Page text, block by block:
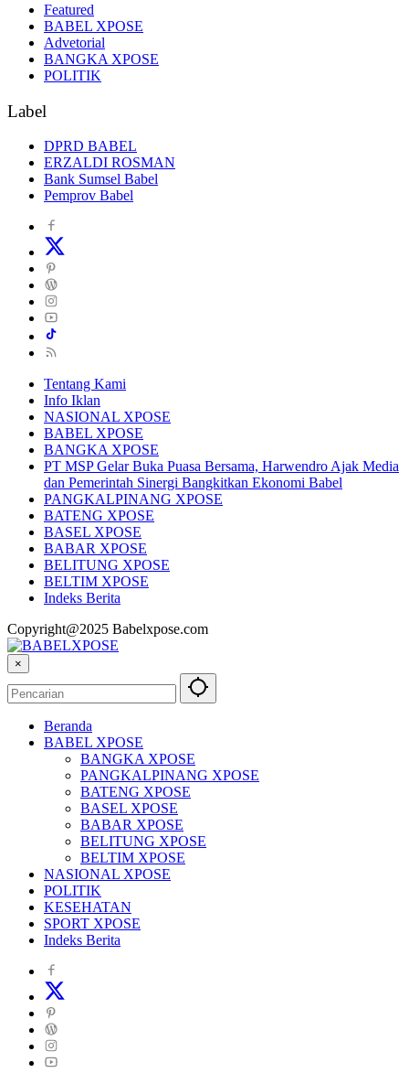
Featured
BABEL XPOSE
Advetorial
BANGKA XPOSE
POLITIK
Label
DPRD BABEL
ERZALDI ROSMAN
Bank Sumsel Babel
Pemprov Babel
Tentang Kami
Info Iklan
NASIONAL XPOSE
BABEL XPOSE
BANGKA XPOSE
PT MSP Gelar Buka Puasa Bersama, Harwendro Ajak Media
dan Pemerintah Sinergi Bangkitkan Ekonomi Babel
PANGKALPINANG XPOSE
BATENG XPOSE
BASEL XPOSE
BABAR XPOSE
BELITUNG XPOSE
BELTIM XPOSE
Indeks Berita
Copyright@2025 Babelxpose.com
×
Beranda
BABEL XPOSE
BANGKA XPOSE
PANGKALPINANG XPOSE
BATENG XPOSE
BASEL XPOSE
BABAR XPOSE
BELITUNG XPOSE
BELTIM XPOSE
NASIONAL XPOSE
POLITIK
KESEHATAN
SPORT XPOSE
Indeks Berita